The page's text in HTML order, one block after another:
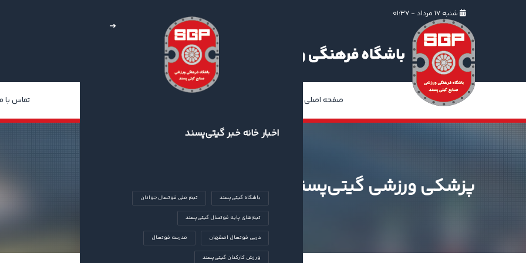
شنبه ۱۷ مرداد - ۰۱:۳۷
صفحه اصلی تماس با
اخبار خانه خبر گیتی‌پسند
باشگاه گیتی‌پسند تیم ملی فوتسال جوانان
تیم‌های پایه فوتسال گیتی‌پسند
دربی فوتسال اصفهان مدرسه فوتسال
ورزش کارکنان گیتی‌پسند
پزشکی ورزشی گیتی‌پسند